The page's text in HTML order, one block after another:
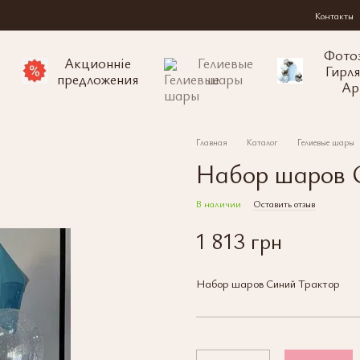
Контакты
Акционніе
предложения
Гелиевые
шары
Главная Каталог Гелиевые шары
Набор шаров
В наличии Оставить отзыв
1 813 грн
Набор шаров Синий Трактор